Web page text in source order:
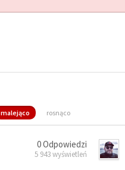
malejąco rosnąco
0 Odpowiedzi
5 943 wyświetleń